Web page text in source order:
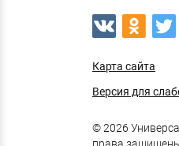
Карта сайта
Версия для
© 2026